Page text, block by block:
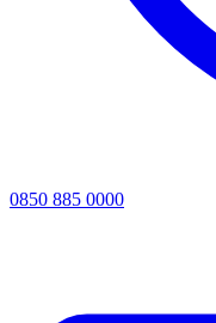
0850 885 0000